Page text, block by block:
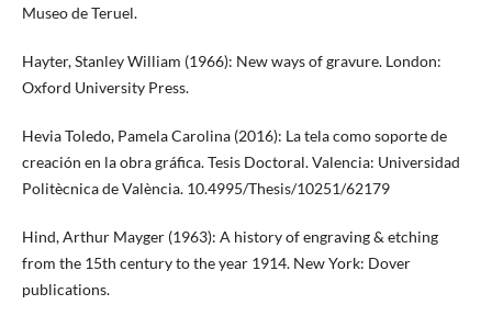
Museo de Teruel.
Hayter, Stanley William (1966): New ways of gravure. London:
Oxford University Press.
Hevia Toledo, Pamela Carolina (2016): La tela como soporte de
creación en la obra gráfica. Tesis Doctoral. Valencia: Universidad
Politècnica de València. 10.4995/Thesis/10251/62179
Hind, Arthur Mayger (1963): A history of engraving & etching
from the 15th century to the year 1914. New York: Dover
publications.